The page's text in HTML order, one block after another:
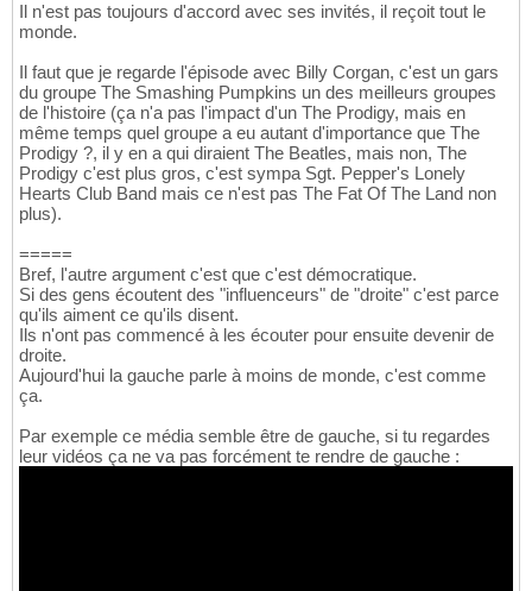
Il n'est pas toujours d'accord avec ses invités, il reçoit tout le
monde.
Il faut que je regarde l'épisode avec Billy Corgan, c'est un gars
du groupe The Smashing Pumpkins un des meilleurs groupes
de l'histoire (ça n'a pas l'impact d'un The Prodigy, mais en
même temps quel groupe a eu autant d'importance que The
Prodigy ?, il y en a qui diraient The Beatles, mais non, The
Prodigy c'est plus gros, c'est sympa Sgt. Pepper's Lonely
Hearts Club Band mais ce n'est pas The Fat Of The Land non
plus).
=====
Bref, l'autre argument c'est que c'est démocratique.
Si des gens écoutent des "influenceurs" de "droite" c'est parce
qu'ils aiment ce qu'ils disent.
Ils n'ont pas commencé à les écouter pour ensuite devenir de
droite.
Aujourd'hui la gauche parle à moins de monde, c'est comme
ça.
Par exemple ce média semble être de gauche, si tu regardes
leur vidéos ça ne va pas forcément te rendre de gauche :